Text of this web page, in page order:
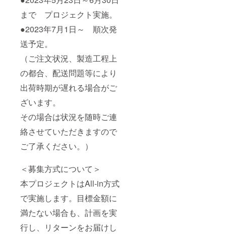
まで プロジェクト実施。
●2023年7月1日～ 順次発
送予定。
（ご注文状況、製造工程上
の都合、配送問題等により
出荷時期が遅れる場合がご
ざいます。
その場合は状況を随時ご連
絡させていただきますので
ご了承ください。）
＜募集方式について＞
本プロジェクトはAll-in方式
で実施します。目標金額に
満たない場合も、計画を実
行し、リターンをお届けし